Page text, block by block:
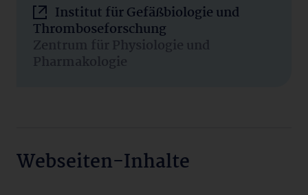
Institut für Gefäßbiologie und
Thromboseforschung
Zentrum für Physiologie und
Pharmakologie
Webseiten-Inhalte